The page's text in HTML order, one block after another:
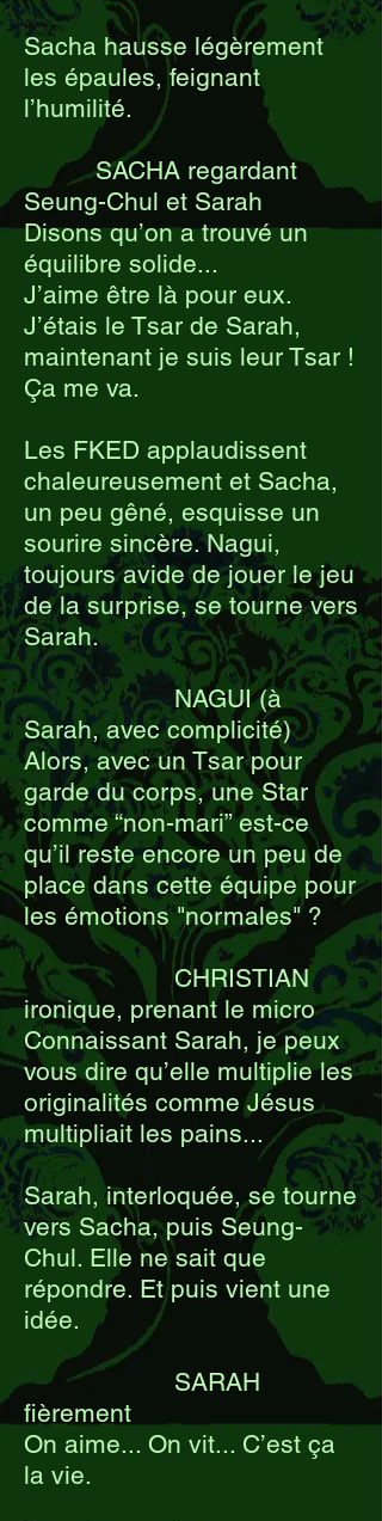
Sacha hausse légèrement
les épaules, feignant
l’humilité.
SACHA regardant
Seung-Chul et Sarah
Disons qu’on a trouvé un
équilibre solide...
J’aime être là pour eux.
J’étais le Tsar de Sarah,
maintenant je suis leur Tsar !
Ça me va.
Les FKED applaudissent
chaleureusement et Sacha,
un peu gêné, esquisse un
sourire sincère. Nagui,
toujours avide de jouer le jeu
de la surprise, se tourne vers
Sarah.
NAGUI (à
Sarah, avec complicité)
Alors, avec un Tsar pour
garde du corps, une Star
comme “non-mari” est-ce
qu’il reste encore un peu de
place dans cette équipe pour
les émotions "normales" ?
CHRISTIAN
ironique, prenant le micro
Connaissant Sarah, je peux
vous dire qu’elle multiplie les
originalités comme Jésus
multipliait les pains...
Sarah, interloquée, se tourne
vers Sacha, puis Seung-
Chul. Elle ne sait que
répondre. Et puis vient une
idée.
SARAH
fièrement
On aime... On vit... C’est ça
la vie.